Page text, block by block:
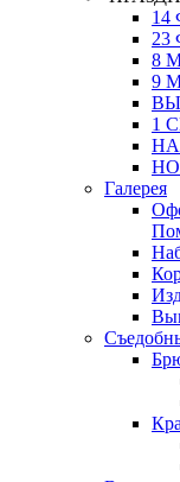
14
23
8
9
1
Галерея